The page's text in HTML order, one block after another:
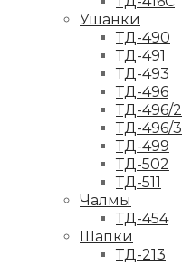
Ушанки
ТД-490
ТД-491
ТД-493
ТД-496
ТД-496/2
ТД-496/3
ТД-499
ТД-502
ТД-511
Чалмы
ТД-454
Шапки
ТД-213